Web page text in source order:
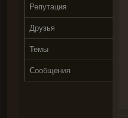
Репутация
Друзья
Темы
Сообщения